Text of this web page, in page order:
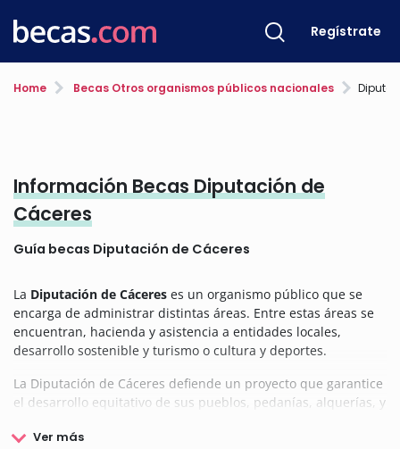
Regístrate
Home Becas Otros organismos públicos nacionales
Información Becas Diputación de
Cáceres
Guía becas Diputación de Cáceres
La Diputación de Cáceres es un organismo público que se
encarga de administrar distintas áreas. Entre estas áreas se
encuentran, hacienda y asistencia a entidades locales,
desarrollo sostenible y turismo o cultura y deportes.
La Diputación de Cáceres defiende un proyecto que garantice
el desarrollo equitativo de sus pueblos, pedanías, alquerías, y
cualquier lucha partidista.